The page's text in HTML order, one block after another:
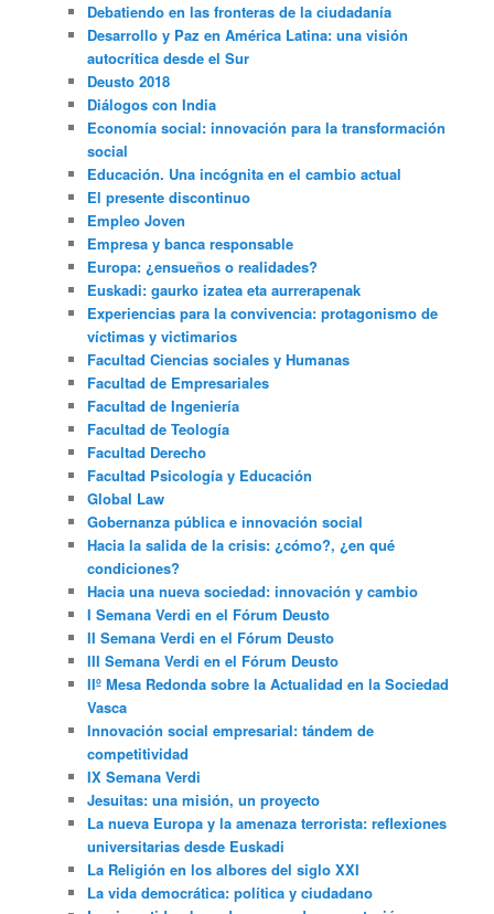
Debatiendo en las fronteras de la ciudadanía
Desarrollo y Paz en América Latina: una visión
autocrítica desde el Sur
Deusto 2018
Diálogos con India
Economía social: innovación para la transformación
social
Educación. Una incógnita en el cambio actual
El presente discontinuo
Empleo Joven
Empresa y banca responsable
Europa: ¿ensueños o realidades?
Euskadi: gaurko izatea eta aurrerapenak
Experiencias para la convivencia: protagonismo de
víctimas y victimarios
Facultad Ciencias sociales y Humanas
Facultad de Empresariales
Facultad de Ingeniería
Facultad de Teología
Facultad Derecho
Facultad Psicología y Educación
Global Law
Gobernanza pública e innovación social
Hacia la salida de la crisis: ¿cómo?, ¿en qué
condiciones?
Hacia una nueva sociedad: innovación y cambio
I Semana Verdi en el Fórum Deusto
II Semana Verdi en el Fórum Deusto
III Semana Verdi en el Fórum Deusto
IIº Mesa Redonda sobre la Actualidad en la Sociedad
Vasca
Innovación social empresarial: tándem de
competitividad
IX Semana Verdi
Jesuitas: una misión, un proyecto
La nueva Europa y la amenaza terrorista: reflexiones
universitarias desde Euskadi
La Religión en los albores del siglo XXI
La vida democrática: política y ciudadano